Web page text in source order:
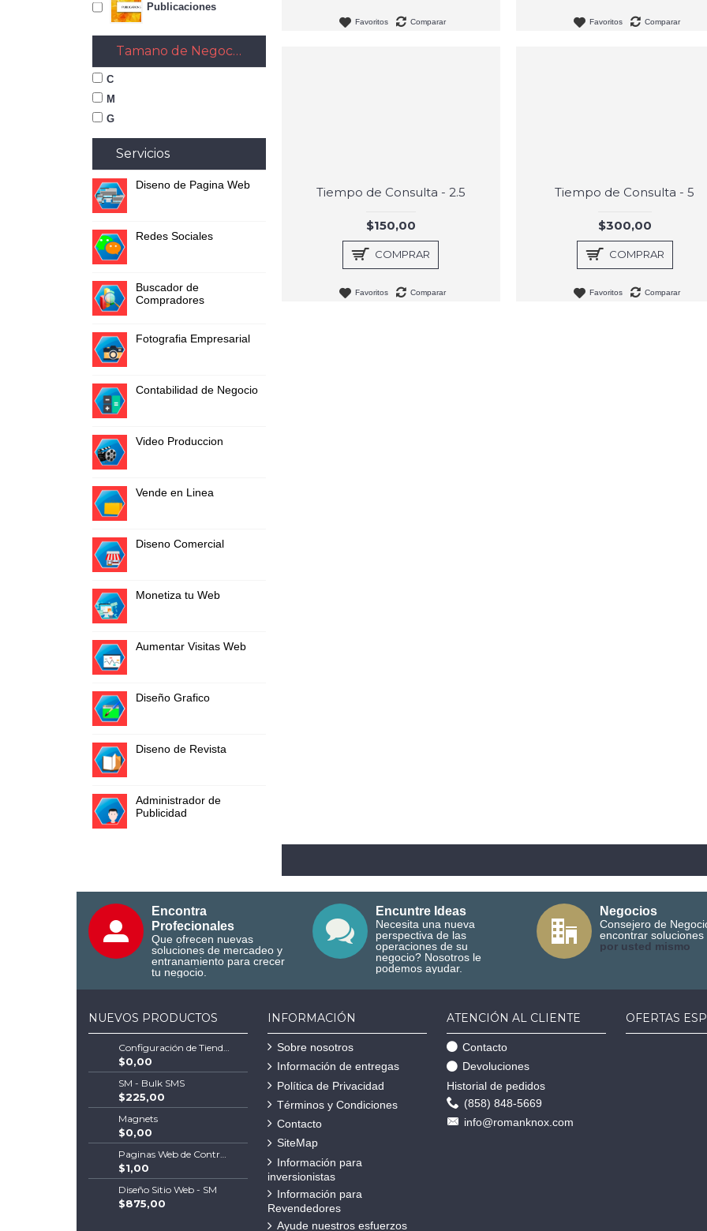
Publicaciones
Tamano de Negocio
C
M
G
Servicios
Diseno de Pagina Web
Redes Sociales
Buscador de
Compradores
Fotografia Empresarial
Contabilidad de Negocio
Video Produccion
Vende en Linea
Diseno Comercial
Monetiza tu Web
Aumentar Visitas Web
Diseño Grafico
Diseno de Revista
Administrador de
Publicidad
Favoritos Comparar Favoritos Comparar
Tiempo de Consulta - 2.5
$150,00
COMPRAR
Favoritos Comparar
Tiempo de Consulta - 5
$300,00
COMPRAR
Favoritos Comparar
Encontra
Profecionales
Que ofrecen nuevas
soluciones de mercadeo y
entranamiento para crecer
tu negocio.
Encuntre Ideas
Necesita una nueva
perspectiva de las
operaciones de su
negocio? Nosotros le
podemos ayudar.
Negocios
Consejero de
encontrar soluciones
por usted mismo
NUEVOS PRODUCTOS
Configuración de Tienda Shopify | Soluciones Escalables de Comercio Electrónico
$0,00
SM - Bulk SMS
$225,00
Magnets
$0,00
Paginas Web de Contratistas
$1,00
Diseño Sitio Web - SM
$875,00
INFORMACIÓN
Sobre nosotros
Información de entregas
Política de Privacidad
Términos y Condiciones
Contacto
SiteMap
Información para
inversionistas
Información para
Revendedores
Ayude nuestros esfuerzos
ATENCIÓN AL CLIENTE
Contacto
Devoluciones
Historial de pedidos
(858) 848-5669
info@romanknox.com
OFERTAS